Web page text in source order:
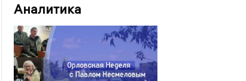
Аналитика